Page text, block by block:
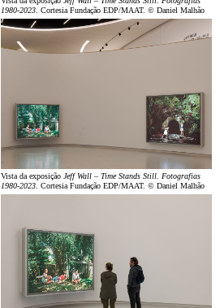
1980-2023 . Cortesia Fundação EDP/MAAT. © Daniel Malhão
Vista da exposição Jeff Wall – Time Stands Still. Fotografias
1980-2023. Cortesia Fundação EDP/MAAT. © Daniel Malhão